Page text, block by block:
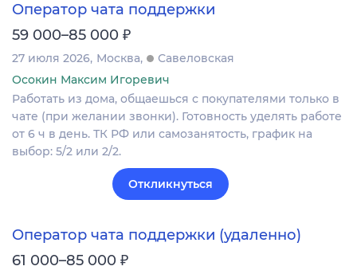
Оператор чата поддержки
59 000–85 000 ₽
27 июля 2026 Москва
Савеловская
Осокин Максим Игоревич
Работать из дома, общаешься с покупателями только в
чате (при желании звонки). Готовность уделять работе
от 6 ч в день. ТК РФ или самозанятость, график на
выбор: 5/2 или 2/2.
Откликнуться
Оператор чата поддержки (удаленно)
61 000–85 000 ₽